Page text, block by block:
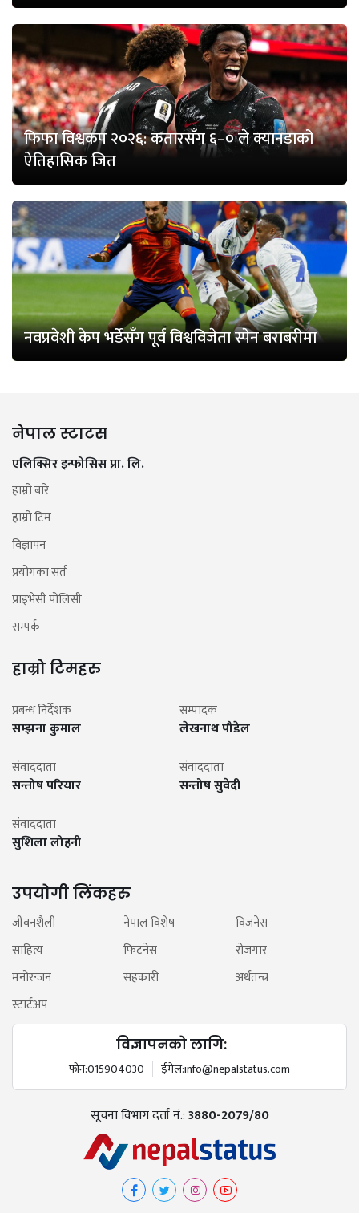
फिफा विश्वकप २०२६: कतारसँग ६–० ले क्यानडाको
ऐतिहासिक जित
नवप्रवेशी केप भर्डेसँग पूर्व विश्वविजेता स्पेन बराबरीमा
नेपाल स्टाटस
एलिक्सिर इन्फोसिस प्रा. लि.
हाम्रो बारे
हाम्रो टिम
विज्ञापन
प्रयोगका सर्त
प्राइभेसी पोलिसी
सम्पर्क
हाम्रो टिमहरु
प्रबन्ध निर्देशक
सम्झना कुमाल
सम्पादक
लेखनाथ पौडेल
संवाददाता
सन्तोष परियार
संवाददाता
सन्तोष सुवेदी
संवाददाता
सुशिला लोहनी
उपयोगी लिंकहरु
जीवनशैली नेपाल विशेष
विजनेस
साहित्य
फिटनेस
रोजगार
मनोरन्जन
सहकारी
अर्थतन्त्र
स्टार्टअप
विज्ञापनको लागि:
फोन:015904030 ईमेल:info@nepalstatus.com
सूचना विभाग दर्ता नं.:3880-2079/80